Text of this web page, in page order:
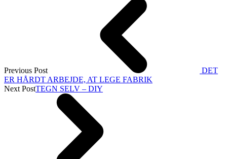
Previous Post
DET
ER HÅRDT ARBEJDE, AT LEGE FABRIK
Next PostTEGN SELV – DIY